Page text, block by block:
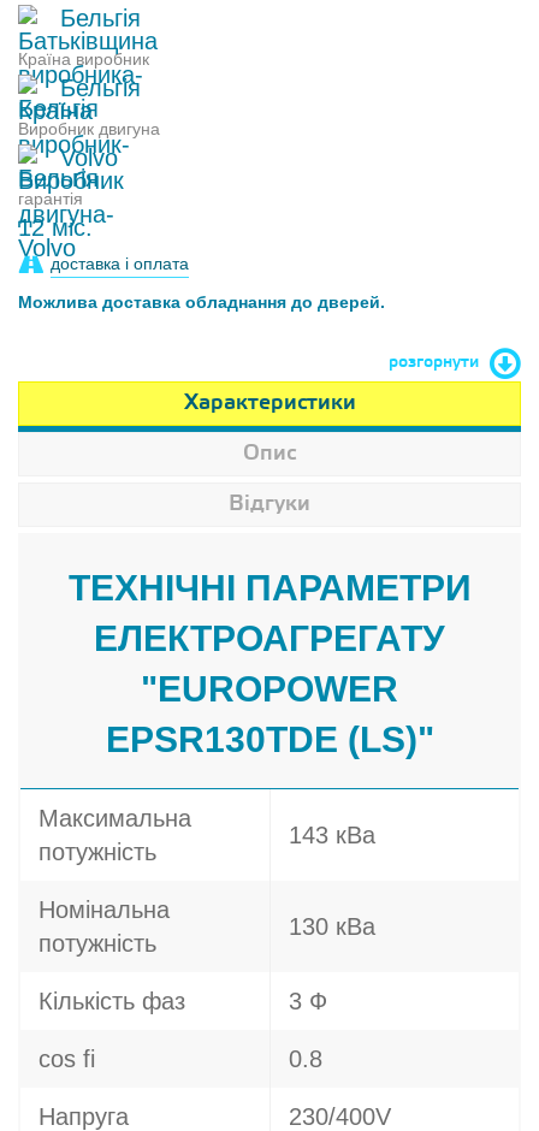
Бельгія
Країна виробник
Бельгія
Виробник двигуна
Volvo
гарантія
12 міс.
доставка і оплата
Можлива доставка обладнання до дверей.
розгорнути
Характеристики
Опис
Відгуки
ТЕХНІЧНІ ПАРАМЕТРИ
ЕЛЕКТРОАГРЕГАТУ
"EUROPOWER
EPSR130TDE (LS)"
Максимальна
потужність
143 кВа
Номінальна
потужність
130 кВа
Кількість фаз 3 Ф
cos fi 0.8
Напруга 230/400V